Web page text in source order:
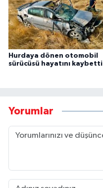
Hurdaya dönen otomobil
sürücüsü hayatını kaybetti
Yorumlar